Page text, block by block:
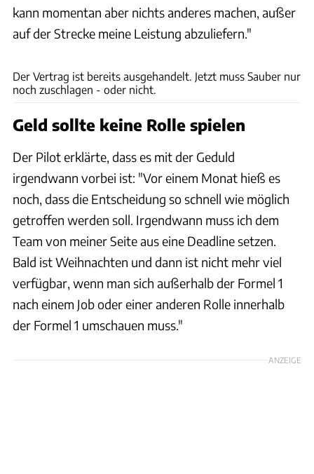
kann momentan aber nichts anderes machen, außer
auf der Strecke meine Leistung abzuliefern."
Der Vertrag ist bereits ausgehandelt. Jetzt muss Sauber nur
noch zuschlagen - oder nicht.
Geld sollte keine Rolle spielen
Der Pilot erklärte, dass es mit der Geduld
irgendwann vorbei ist: "Vor einem Monat hieß es
noch, dass die Entscheidung so schnell wie möglich
getroffen werden soll. Irgendwann muss ich dem
Team von meiner Seite aus eine Deadline setzen.
Bald ist Weihnachten und dann ist nicht mehr viel
verfügbar, wenn man sich außerhalb der Formel 1
nach einem Job oder einer anderen Rolle innerhalb
der Formel 1 umschauen muss."
ANZEIGE